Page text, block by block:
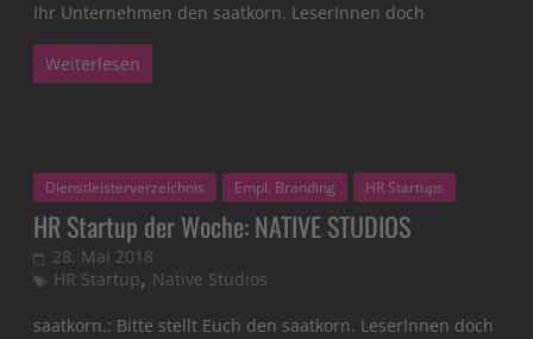
Ihr Unternehmen den saatkorn. LeserInnen doch
Weiterlesen
Dienstleisterverzeichnis Empl. Branding HR Startups
HR Startup der Woche: NATIVE STUDIOS
28. Mai 2018
HR Startup, Native Studios
saatkorn.: Bitte stellt Euch den saatkorn. LeserInnen doch